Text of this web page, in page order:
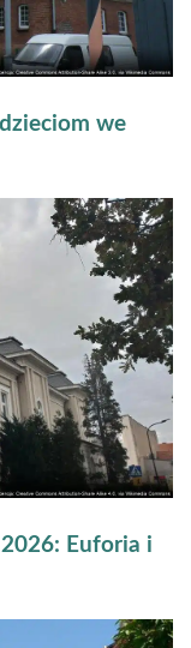
we
Euforia i